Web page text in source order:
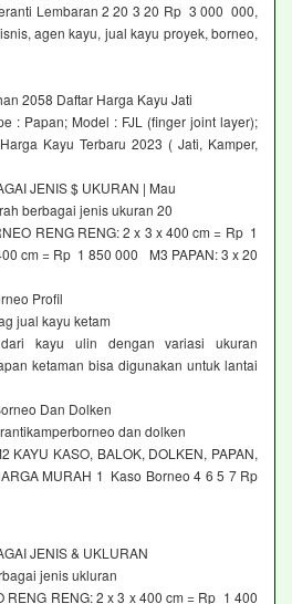
Lembaran 2 20 3 20 Rp 3 000 000,
agen kayu, jual kayu proyek, borneo,
2058 Daftar Harga Kayu Jati
: Papan; Model : FJL (finger joint layer);
Kayu Terbaru 2023 ( Jati, Kamper,
JENIS $ UKURAN | Mau
berbagai jenis ukuran 20
RENG RENG: 2 x 3 x 400 cm = Rp 1
cm = Rp 1 850 000 M3 PAPAN: 3 x 20
Profil
jual kayu ketam
kayu ulin dengan variasi ukuran
ketaman bisa digunakan untuk lantai
Dan Dolken
dan dolken
KASO, BALOK, DOLKEN, PAPAN,
MURAH 1 Kaso Borneo 4 6 5 7 Rp
JENIS & UKLURAN
jenis ukluran
RENG: 2 x 3 x 400 cm = Rp 1 400